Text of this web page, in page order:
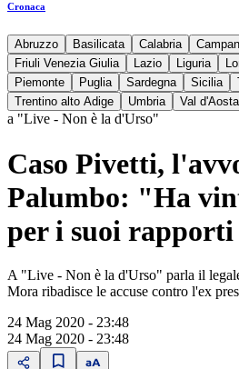
Cronaca
Abruzzo Basilicata Calabria
Friuli Venezia Giulia
Lazio Liguria
Piemonte
Puglia Sardegna Sicilia
Trentino alto Adige
Umbria Val d'Aosta
a "Live - Non è la d'Urso"
Caso Pivetti,
Palumbo: "Ha
per i suoi
A "Live - Non è la d'Urso" parla il
Mora ribadisce le accuse contro l'ex
24 Mag 2020 - 23:48
24 Mag 2020 - 23:48